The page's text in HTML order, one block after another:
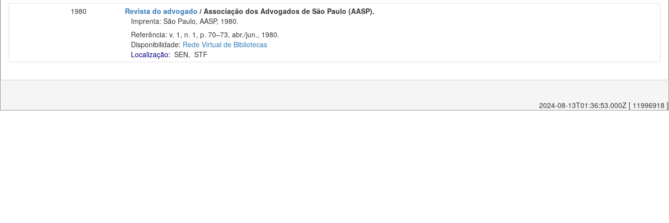
1980 Revista do advogado / Associação dos Advogados de São Paulo (AASP).
Imprenta: São Paulo, AASP, 1980.
Referência: v. 1, n. 1, p. 70–73, abr./jun., 1980.
Disponibilidade: Rede Virtual de Bibliotecas
Localização: SEN, STF
2024-08-13T01:36:53.000Z [ 11996918 ]